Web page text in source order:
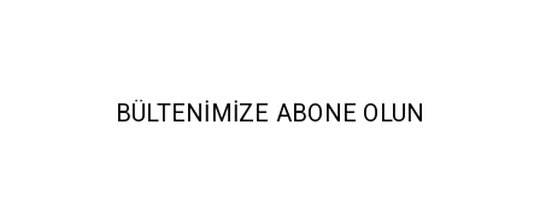
BÜLTENIMIZE ABONE OLUN